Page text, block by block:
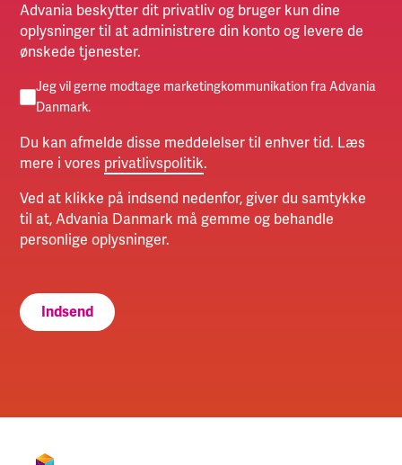
Advania beskytter dit privatliv og bruger kun dine
oplysninger til at administrere din konto og levere de
ønskede tjenester.
Jeg vil gerne modtage marketingkommunikation fra Advania
Danmark.
Du kan afmelde disse meddelelser til enhver tid. Læs
mere i vores privatlivspolitik.
Ved at klikke på indsend nedenfor, giver du samtykke
til at, Advania Danmark må gemme og behandle
personlige oplysninger.
Indsend